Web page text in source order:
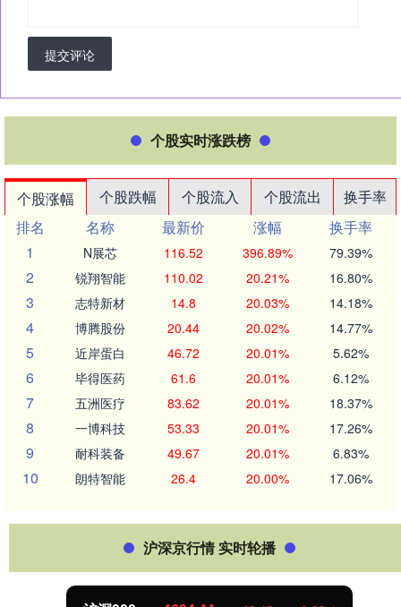
提交评论
个股实时涨跌榜
个股涨幅 个股跌幅 个股流入 个股流出
换手率
排名
名称 最新价 涨幅
换手率
1
N展芯 116.52 396.89% 79.39%
2 锐翔智能 110.02 20.21% 16.80%
3 志特新材 14.8 20.03% 14.18%
4 博腾股份 20.44 20.02% 14.77%
5 近岸蛋白 46.72 20.01% 5.62%
6 毕得医药 61.6 20.01% 6.12%
7 五洲医疗 83.62 20.01% 18.37%
8 一博科技 53.33 20.01% 17.26%
9 耐科装备 49.67 20.01% 6.83%
10 朗特智能 26.4 20.00% 17.06%
沪深京行情 实时轮播